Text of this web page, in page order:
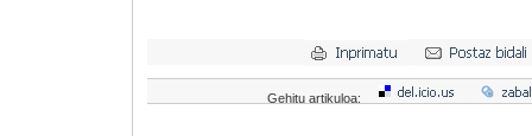
Gehitu artikuloa: